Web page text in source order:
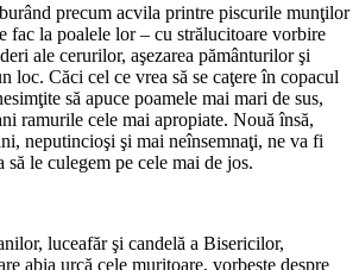
precum acvila printre piscurile munţilor
fac la poalele lor – cu strălucitoare vorbire
ale cerurilor, aşezarea pământurilor şi
loc. Căci cel ce vrea să se caţere în copacul
să apuce poamele mai mari de sus,
ramurile cele mai apropiate. Nouă însă,
neputincioşi şi mai neînsemnaţi, ne va fi
să le culegem pe cele mai de jos.
luceafăr şi candelă a Bisericilor,
abia urcă cele muritoare, vorbeşte despre